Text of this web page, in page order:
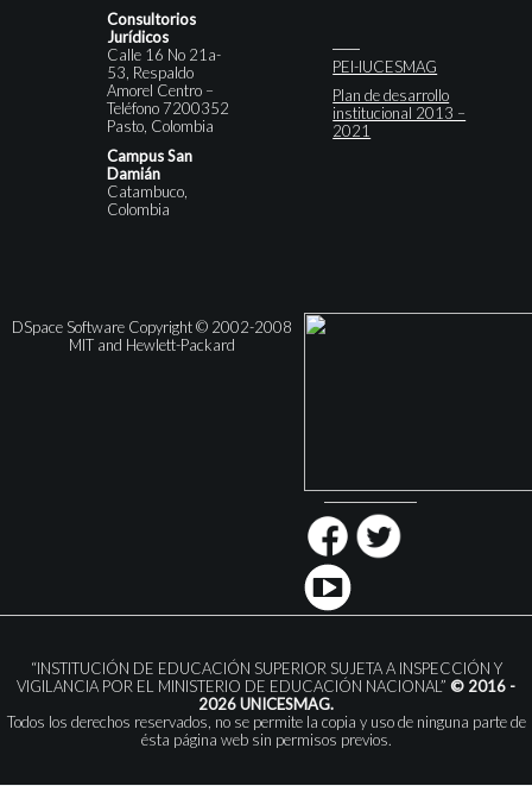
Consultorios
Jurídicos
Calle 16 No 21a-
53, Respaldo
Amorel Centro –
Teléfono 7200352
Pasto, Colombia
Campus San
Damián
Catambuco,
Colombia
PEI-IUCESMAG
Plan de desarrollo
institucional 2013 –
2021
DSpace Software Copyright © 2002-2008
MIT and Hewlett-Packard
“INSTITUCIÓN DE EDUCACIÓN SUPERIOR SUJETA A INSPECCIÓN Y
VIGILANCIA POR EL MINISTERIO DE EDUCACIÓN NACIONAL” © 2016 -
2026 UNICESMAG.
Todos los derechos reservados, no se permite la copia y uso de ninguna parte de
ésta página web sin permisos previos.